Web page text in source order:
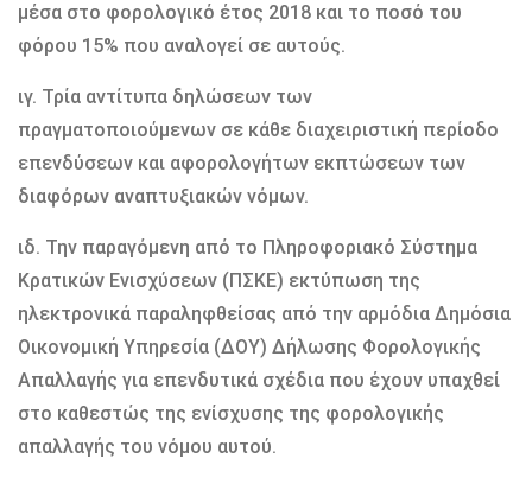
μέσα στο φορολογικό έτος 2018 και το ποσό του
φόρου 15% που αναλογεί σε αυτούς.
ιγ. Τρία αντίτυπα δηλώσεων των
πραγματοποιούμενων σε κάθε διαχειριστική περίοδο
επενδύσεων και αφορολογήτων εκπτώσεων των
διαφόρων αναπτυξιακών νόμων.
ιδ. Την παραγόμενη από το Πληροφοριακό Σύστημα
Κρατικών Ενισχύσεων (ΠΣΚΕ) εκτύπωση της
ηλεκτρονικά παραληφθείσας από την αρμόδια Δημόσια
Οικονομική Υπηρεσία (ΔΟΥ) Δήλωσης Φορολογικής
Απαλλαγής για επενδυτικά σχέδια που έχουν υπαχθεί
στο καθεστώς της ενίσχυσης της φορολογικής
απαλλαγής του νόμου αυτού.